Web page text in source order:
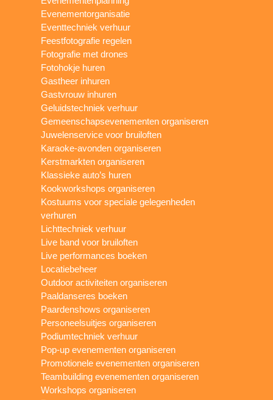
Evenementorganisatie
Eventtechniek verhuur
Feestfotografie regelen
Fotografie met drones
Fotohokje huren
Gastheer inhuren
Gastvrouw inhuren
Geluidstechniek verhuur
Gemeenschapsevenementen organiseren
Juwelenservice voor bruiloften
Karaoke-avonden organiseren
Kerstmarkten organiseren
Klassieke auto’s huren
Kookworkshops organiseren
Kostuums voor speciale gelegenheden
verhuren
Lichttechniek verhuur
Live band voor bruiloften
Live performances boeken
Locatiebeheer
Outdoor activiteiten organiseren
Paaldanseres boeken
Paardenshows organiseren
Personeelsuitjes organiseren
Podiumtechniek verhuur
Pop-up evenementen organiseren
Promotionele evenementen organiseren
Teambuilding evenementen organiseren
Workshops organiseren